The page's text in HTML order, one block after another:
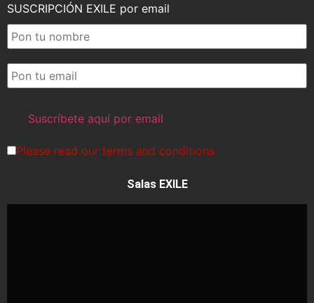
SUSCRIPCIÓN EXILE por email
Please read our terms and conditions
Salas EXILE